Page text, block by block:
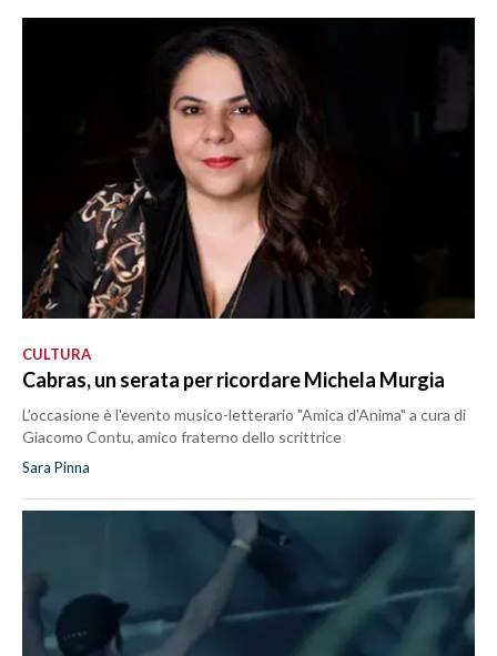
CULTURA
Cabras, un serata per ricordare Michela Murgia
L’occasione è l'evento musico-letterario "Amica d'Anima" a cura di
Giacomo Contu, amico fraterno dello scrittrice
Sara Pinna